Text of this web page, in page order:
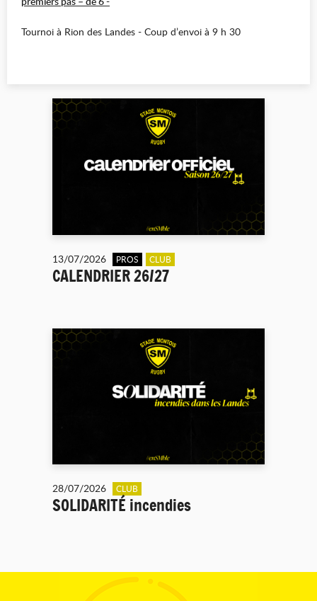
Tournoi à Rion des Landes - Coup d’envoi à 9 h 30
13/07/2026 PROS CLUB
CALENDRIER 26/27
28/07/2026 CLUB
SOLIDARITÉ incendies